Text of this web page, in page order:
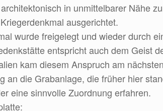
in unmittelbarer Nähe
ausgerichtet.
wurde freigelegt und wieder durch
entspricht auch dem Geist
kam diesem Anspruch am
an die Grabanlage, die früher hier
eine sinnvolle Zuordnung erfahren.